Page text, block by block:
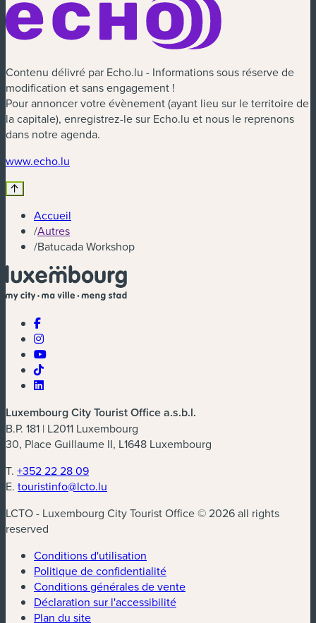
Contenu délivré par Echo.lu - Informations sous réserve de
modification et sans engagement !
Pour annoncer votre évènement (ayant lieu sur le territoire de
la capitale), enregistrez-le sur Echo.lu et nous le reprenons
dans notre agenda.
www.echo.lu
Accueil
/Autres
/Batucada Workshop
Luxembourg City Tourist Office a.s.b.l.
B.P. 181 | L2011 Luxembourg
30, Place Guillaume II, L1648 Luxembourg
T. +352 22 28 09
E. touristinfo@lcto.lu
LCTO - Luxembourg City Tourist Office © 2026 all rights
reserved
Conditions d'utilisation
Politique de confidentialité
Conditions générales de vente
Déclaration sur l'accessibilité
Plan du site